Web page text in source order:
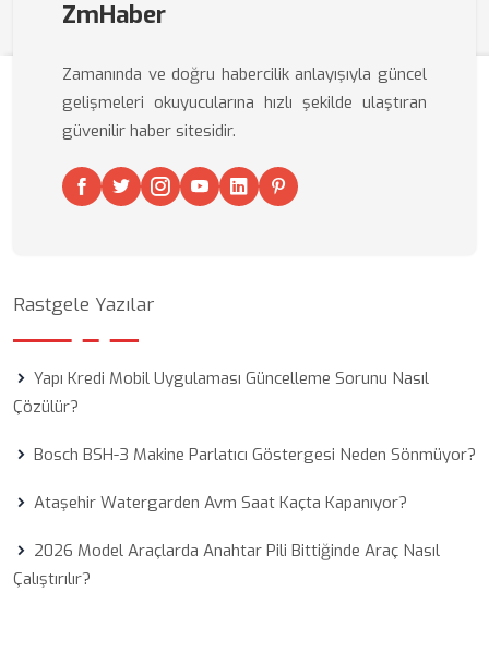
ZmHaber
Zamanında ve doğru habercilik anlayışıyla güncel
gelişmeleri okuyucularına hızlı şekilde ulaştıran
güvenilir haber sitesidir.
Rastgele Yazılar
Yapı Kredi Mobil Uygulaması Güncelleme Sorunu Nasıl
Çözülür?
Bosch BSH-3 Makine Parlatıcı Göstergesi Neden Sönmüyor?
Ataşehir Watergarden Avm Saat Kaçta Kapanıyor?
2026 Model Araçlarda Anahtar Pili Bittiğinde Araç Nasıl
Çalıştırılır?